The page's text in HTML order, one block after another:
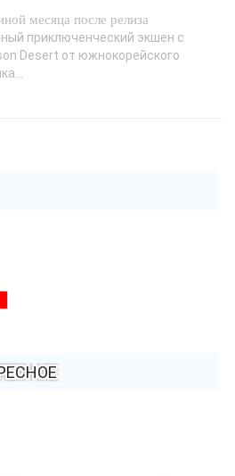
месяца после релиза
приключенческий экшен с
Desert от южнокорейского